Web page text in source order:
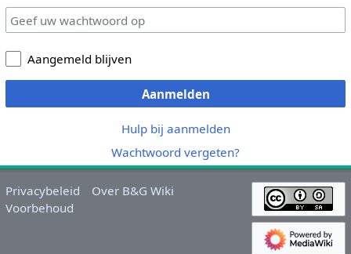
Aangemeld blijven
Aanmelden
Hulp bij aanmelden
Wachtwoord vergeten?
Privacybeleid
Over B&G Wiki
Voorbehoud